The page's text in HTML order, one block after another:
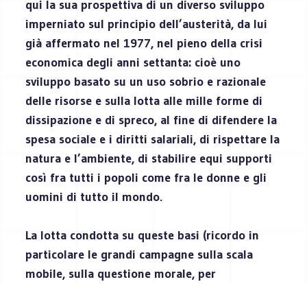
qui la sua prospettiva di un diverso sviluppo
imperniato sul principio dell’austerità, da lui
già affermato nel 1977, nel pieno della crisi
economica degli anni settanta: cioè uno
sviluppo basato su un uso sobrio e razionale
delle risorse e sulla lotta alle mille forme di
dissipazione e di spreco, al fine di difendere la
spesa sociale e i diritti salariali, di rispettare la
natura e l’ambiente, di stabilire equi supporti
così fra tutti i popoli come fra le donne e gli
uomini di tutto il mondo.
La lotta condotta su queste basi (ricordo in
particolare le grandi campagne sulla scala
mobile, sulla questione morale, per